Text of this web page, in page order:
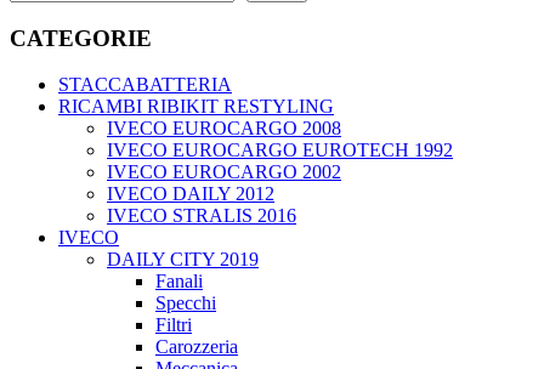
CATEGORIE
STACCABATTERIA
RICAMBI RIBIKIT RESTYLING
IVECO EUROCARGO 2008
IVECO EUROCARGO EUROTECH 1992
IVECO EUROCARGO 2002
IVECO DAILY 2012
IVECO STRALIS 2016
IVECO
DAILY CITY 2019
Fanali
Specchi
Filtri
Carozzeria